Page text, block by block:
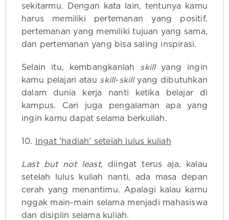
sekitarmu. Dengan kata lain, tentunya kamu
harus memiliki pertemanan yang positif,
pertemanan yang memiliki tujuan yang sama,
dan pertemanan yang bisa saling inspirasi.
Selain itu, kembangkanlah skillyang ingin
kamu pelajari atau skill-skillyang dibutuhkan
dalam dunia kerja nanti ketika belajar di
kampus. Cari juga pengalaman apa yang
ingin kamu dapat selama berkuliah.
10. Ingat 'hadiah' setelah lulus kuliah
Last but not least, diingat terus aja, kalau
setelah lulus kuliah nanti, ada masa depan
cerah yang menantimu. Apalagi kalau kamu
nggak main-main selama menjadi mahasiswa
dan disiplin selama kuliah.